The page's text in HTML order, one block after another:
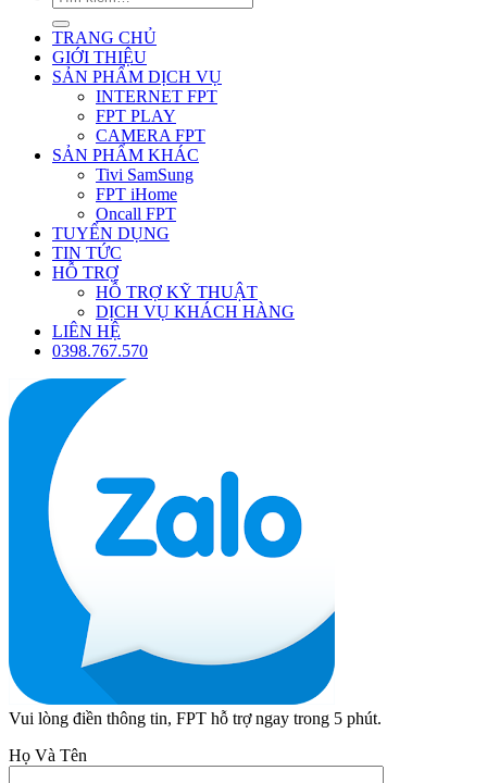
TRANG CHỦ
GIỚI THIỆU
SẢN PHẨM DỊCH VỤ
INTERNET FPT
FPT PLAY
CAMERA FPT
SẢN PHẨM KHÁC
Tivi SamSung
FPT iHome
Oncall FPT
TUYỂN DỤNG
TIN TỨC
HỖ TRỢ
HỖ TRỢ KỸ THUẬT
DỊCH VỤ KHÁCH HÀNG
LIÊN HỆ
0398.767.570
Vui lòng điền thông tin, FPT hỗ trợ ngay trong 5 phút.
Họ Và Tên